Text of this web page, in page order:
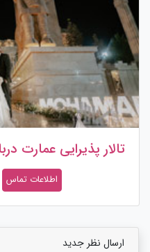
تالار پذیرایی عمارت
اطلاعات تماس
ارسال نظر جدید